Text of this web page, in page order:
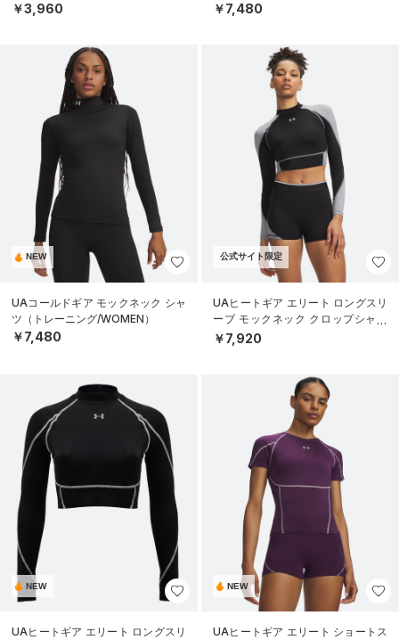
￥3,960 ￥7,480
NEW
UAコールドギア モックネック シャ
ツ（トレーニング/WOMEN）
￥7,480
公式サイト限定
UAヒートギア エリート ロングスリ
ーブ モックネック クロップシャツ
（トレーニング/WOMEN）
￥7,920
NEW
UAヒートギア エリート ロングスリ
NEW
UAヒートギア エリート ショートス